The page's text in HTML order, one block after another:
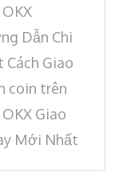
Dẫn Chi
Cách Giao
coin trên
Giao
Mới Nhất